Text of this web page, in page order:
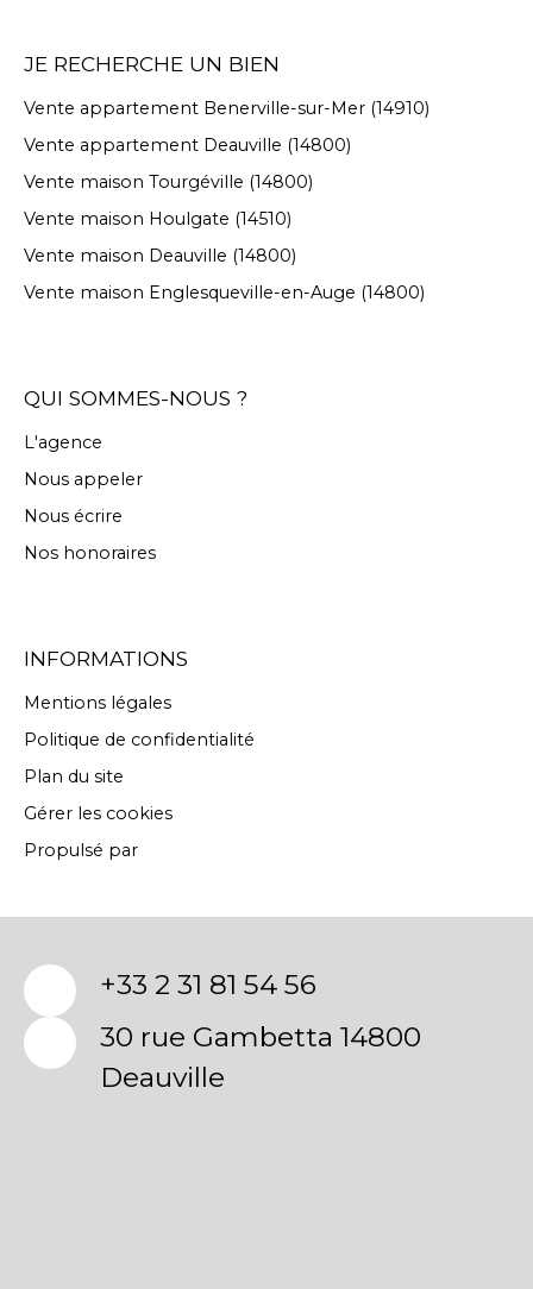
JE RECHERCHE UN BIEN
Vente appartement Benerville-sur-Mer (14910)
Vente appartement Deauville (14800)
Vente maison Tourgéville (14800)
Vente maison Houlgate (14510)
Vente maison Deauville (14800)
Vente maison Englesqueville-en-Auge (14800)
QUI SOMMES-NOUS ?
L'agence
Nous appeler
Nous écrire
Nos honoraires
INFORMATIONS
Mentions légales
Politique de confidentialité
Plan du site
Gérer les cookies
Propulsé par
+33 2 31 81 54 56
30 rue Gambetta 14800
Deauville